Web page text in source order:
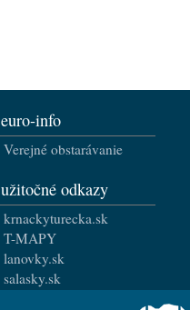
euro-info
Verejné obstarávanie
užitočné odkazy
krnackyturecka.sk
T-MAPY
lanovky.sk
salasky.sk